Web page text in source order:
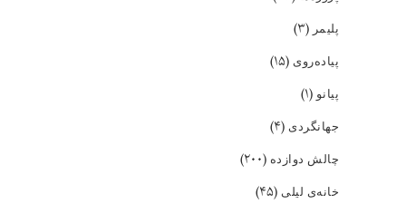
پلیمر (۳)
پیاده‌روی (۱۵)
پیانو(۱)
جهانگردی (۴)
چالش دوازده (۲۰۰)
خانه‌ی لیلی (۴۵)